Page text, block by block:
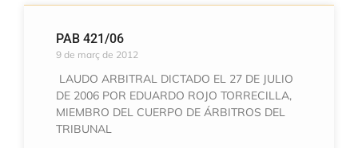
PAB 421/06
9 de març de 2012
LAUDO ARBITRAL DICTADO EL 27 DE JULIO
DE 2006 POR EDUARDO ROJO TORRECILLA,
MIEMBRO DEL CUERPO DE ÁRBITROS DEL
TRIBUNAL